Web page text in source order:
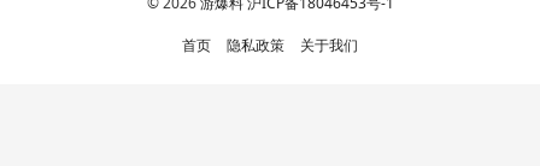
首页 隐私政策 关于我们